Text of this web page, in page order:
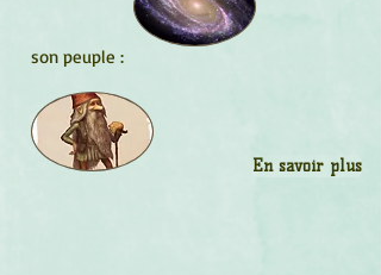
son peuple :
En savoir plus